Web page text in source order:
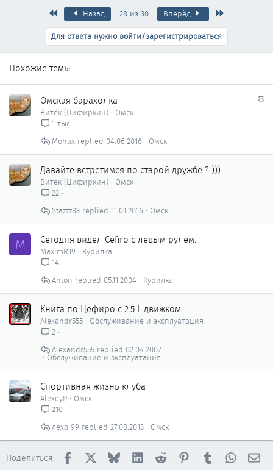
ПервыйНазад 28 из 30 Вперёд
Для ответа нужно войти/зарегистрироваться
Похожие темы
З
п
Омская барахолка
Витёк (Цифиркин)
Омск
1 тыс.
Омск
04.06.2016
Monax
Давайте встретимся по старой дружбе ? )))
Витёк (Цифиркин)
Омск
22
Омск
11.01.2016
Stazzz83
M Сегодня видел Cefiro с левым рулем.
MaximR19
Курилка
14
Курилка
05.11.2004
Anton
Книга по Цефиро с 2.5 L движком
Alexandr555
Обслуживание и эксплуатация
2
Обслуживание и эксплуатация
02.04.2007
Alexandr555
Спортивная жизнь клуба
AlexeyP
Омск
210
Омск
27.08.2013
леха 99
Поделиться: Facebook BlueskyLinkedInReddit PinterestTumblr